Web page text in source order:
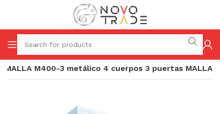
MALLA M400-3 metálico 4 cuerpos 3 puertas MALLA